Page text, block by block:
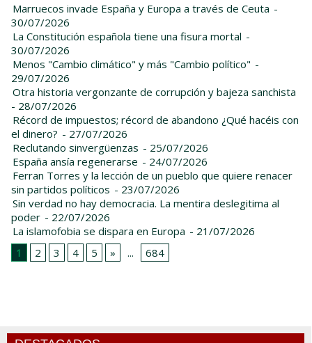
Marruecos invade España y Europa a través de Ceuta -
30/07/2026
La Constitución española tiene una fisura mortal -
30/07/2026
Menos "Cambio climático" y más "Cambio político" -
29/07/2026
Otra historia vergonzante de corrupción y bajeza sanchista
- 28/07/2026
Récord de impuestos; récord de abandono ¿Qué hacéis con
el dinero? - 27/07/2026
Reclutando sinvergüenzas - 25/07/2026
España ansía regenerarse - 24/07/2026
Ferran Torres y la lección de un pueblo que quiere renacer
sin partidos políticos - 23/07/2026
Sin verdad no hay democracia. La mentira deslegitima al
poder - 22/07/2026
La islamofobia se dispara en Europa - 21/07/2026
1
2 3 4 5 » ... 684